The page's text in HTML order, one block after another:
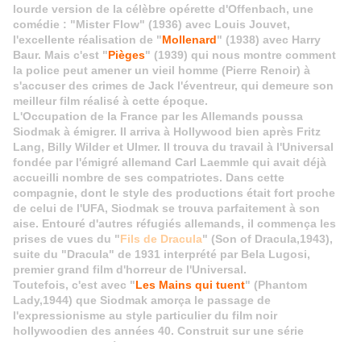
lourde version de la célèbre opérette d'Offenbach, une
comédie : "Mister Flow" (1936) avec Louis Jouvet,
l'excellente réalisation de "Mollenard" (1938) avec Harry
Baur. Mais c'est "Pièges" (1939) qui nous montre comment
la police peut amener un vieil homme (Pierre Renoir) à
s'accuser des crimes de Jack l'éventreur, qui demeure son
meilleur film réalisé à cette époque.
L'Occupation de la France par les Allemands poussa
Siodmak à émigrer. Il arriva à Hollywood bien après Fritz
Lang, Billy Wilder et Ulmer. Il trouva du travail à l'Universal
fondée par l'émigré allemand Carl Laemmle qui avait déjà
accueilli nombre de ses compatriotes. Dans cette
compagnie, dont le style des productions était fort proche
de celui de l'UFA, Siodmak se trouva parfaitement à son
aise. Entouré d'autres réfugiés allemands, il commença les
prises de vues du "Fils de Dracula" (Son of Dracula,1943),
suite du "Dracula" de 1931 interprété par Bela Lugosi,
premier grand film d'horreur de l'Universal.
Toutefois, c'est avec "Les Mains qui tuent" (Phantom
Lady,1944) que Siodmak amorça le passage de
l'expressionisme au style particulier du film noir
hollywoodien des années 40. Construit sur une série